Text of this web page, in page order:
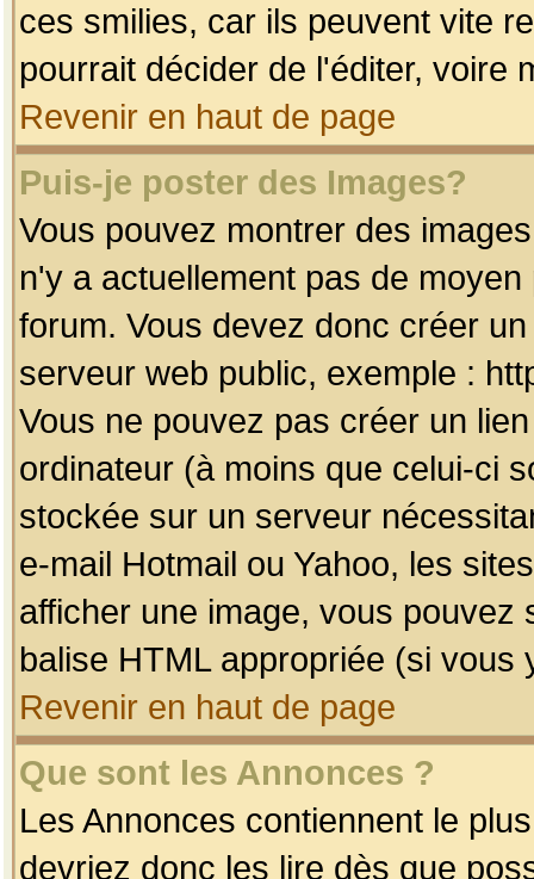
ces smilies, car ils peuvent vite
pourrait décider de l'éditer, voire
Revenir en haut de page
Puis-je poster des Images?
Vous pouvez montrer des
n'y a actuellement pas de
forum. Vous devez donc créer
serveur web public, exemple :
Vous ne pouvez pas créer un
ordinateur (à moins que celui-ci
stockée sur un serveur
e-mail Hotmail ou Yahoo, les
afficher une image, vous pouvez
balise HTML appropriée (si vous
Revenir en haut de page
Que sont les Annonces ?
Les Annonces contiennent le
devriez donc les lire dès que